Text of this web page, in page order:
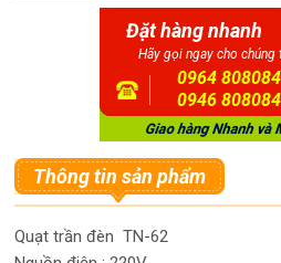
Đặt hàng nhanh
Hãy gọi ngay cho chúng
0964 808084
0946 808084
Thông tin sản phẩm
Quạt trần đèn TN-62